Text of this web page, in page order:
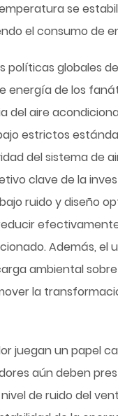
se
el consumo de
políticas globales
energía de los
del aire
estrictos
del sistema de
clave de la
ruido y diseño
Además,
ambiental
la
juegan un papel
aún deben
de ruido del